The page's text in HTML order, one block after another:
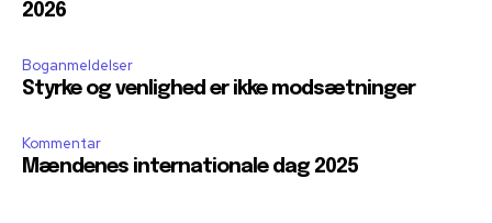
2026
Boganmeldelser
Styrke og venlighed er ikke modsætninger
Kommentar
Mændenes internationale dag 2025